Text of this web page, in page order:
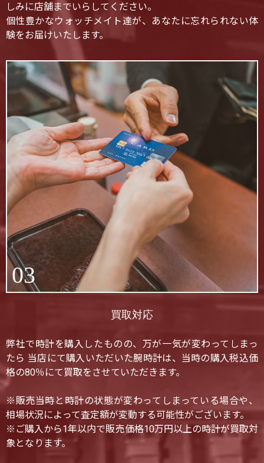
しみに店舗までいらしてください。
個性豊かなウォッチメイト達が、あなたに忘れられない体
験をお届けいたします。
03
買取対応
弊社で時計を購入したものの、万が一気が変わってしまっ
たら 当店にて購入いただいた腕時計は、当時の購入税込価
格の80％にて買取をさせていただきます。
※販売当時と時計の状態が変わってしまっている場合や、
相場状況によって査定額が変動する可能性がございます。
※ご購入から1年以内で販売価格10万円以上の時計が買取対
象となります。